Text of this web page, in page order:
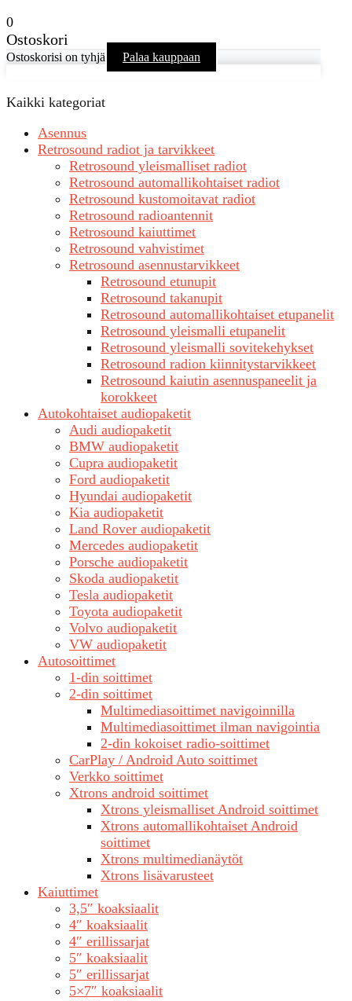
0
Ostoskori
Ostoskorisi on tyhjä Palaa kauppaan
Kaikki kategoriat
Asennus
Retrosound radiot ja tarvikkeet
Retrosound yleismalliset radiot
Retrosound automallikohtaiset radiot
Retrosound kustomoitavat radiot
Retrosound radioantennit
Retrosound kaiuttimet
Retrosound vahvistimet
Retrosound asennustarvikkeet
Retrosound etunupit
Retrosound takanupit
Retrosound automallikohtaiset etupanelit
Retrosound yleismalli etupanelit
Retrosound yleismalli sovitekehykset
Retrosound radion kiinnitystarvikkeet
Retrosound kaiutin asennuspaneelit ja
korokkeet
Autokohtaiset audiopaketit
Audi audiopaketit
BMW audiopaketit
Cupra audiopaketit
Ford audiopaketit
Hyundai audiopaketit
Kia audiopaketit
Land Rover audiopaketit
Mercedes audiopaketit
Porsche audiopaketit
Skoda audiopaketit
Tesla audiopaketit
Toyota audiopaketit
Volvo audiopaketit
VW audiopaketit
Autosoittimet
1-din soittimet
2-din soittimet
Multimediasoittimet navigoinnilla
Multimediasoittimet ilman navigointia
2-din kokoiset radio-soittimet
CarPlay / Android Auto soittimet
Verkko soittimet
Xtrons android soittimet
Xtrons yleismalliset Android soittimet
Xtrons automallikohtaiset Android
soittimet
Xtrons multimedianäytöt
Xtrons lisävarusteet
Kaiuttimet
3,5″ koaksiaalit
4″ koaksiaalit
4″ erillissarjat
5″ koaksiaalit
5″ erillissarjat
5×7″ koaksiaalit